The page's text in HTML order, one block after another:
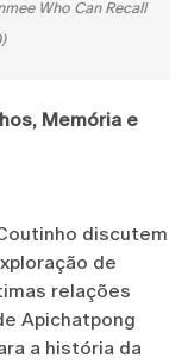
Who Can Recall
Memória e
discutem
de
relações
Apichatpong
a história da